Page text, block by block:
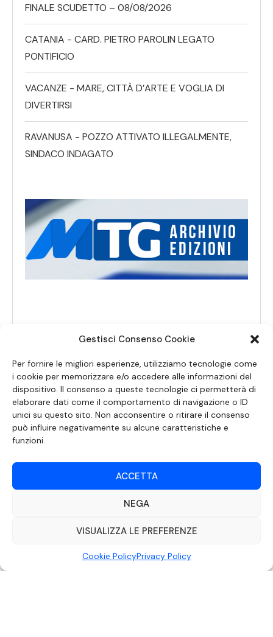
Gestisci Consenso Cookie
Per fornire le migliori esperienze, utilizziamo tecnologie come
i cookie per memorizzare e/o accedere alle informazioni del
dispositivo. Il consenso a queste tecnologie ci permetterà di
elaborare dati come il comportamento di navigazione o ID
unici su questo sito. Non acconsentire o ritirare il consenso
può influire negativamente su alcune caratteristiche e
funzioni.
ACCETTA
NEGA
VISUALIZZA LE PREFERENZE
Cookie PolicyPrivacy Policy
FINALE SCUDETTO – 08/08/2026
CATANIA - CARD. PIETRO PAROLIN LEGATO
PONTIFICIO
VACANZE - MARE, CITTÀ D’ARTE E VOGLIA DI
DIVERTIRSI
RAVANUSA - POZZO ATTIVATO ILLEGALMENTE,
SINDACO INDAGATO
SEGUICI SUI SOCIAL
DOCUMENTO REDATTO AI SENSI DELL’ART. 6 DEL DECRETO DEL MINISTRO